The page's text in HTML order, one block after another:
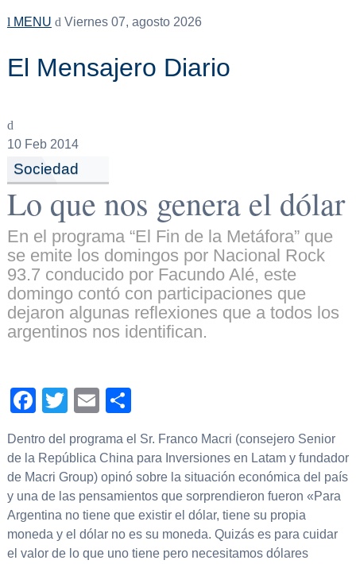
MENU Viernes 07, agosto 2026
El Mensajero Diario
10Feb 2014
Sociedad
Lo que nos genera el dólar
En el programa “El Fin de la Metáfora” que
se emite los domingos por Nacional Rock
93.7 conducido por Facundo Alé, este
domingo contó con participaciones que
dejaron algunas reflexiones que a todos los
argentinos nos identifican.
Facebook
TwitterEmail
Dentro del programa el Sr. Franco Macri (consejero Senior
de la República China para Inversiones en Latam y fundador
de Macri Group) opinó sobre la situación económica del país
y una de las pensamientos que sorprendieron fueron «Para
Argentina no tiene que existir el dólar, tiene su propia
moneda y el dólar no es su moneda. Quizás es para cuidar
el valor de lo que uno tiene pero necesitamos dólares